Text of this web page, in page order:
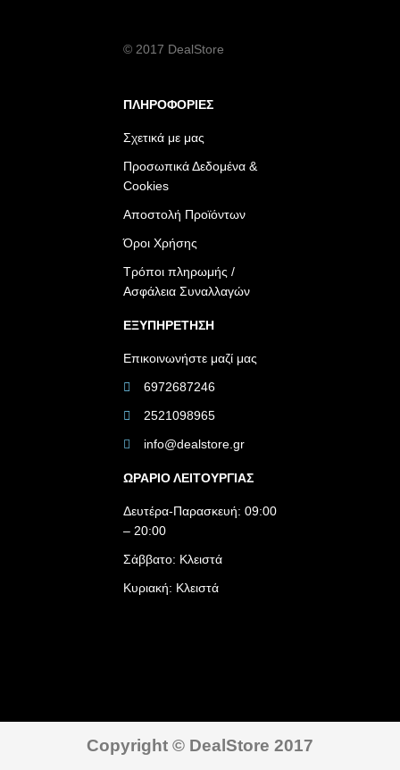
© 2017 DealStore
ΠΛΗΡΟΦΟΡΙΕΣ
Σχετικά με μας
Προσωπικά Δεδομένα &
Cookies
Αποστολή Προϊόντων
Όροι Χρήσης
Τρόποι πληρωμής /
Ασφάλεια Συναλλαγών
ΕΞΥΠΗΡΕΤΗΣΗ
Επικοινωνήστε μαζί μας
6972687246
2521098965
info@dealstore.gr
ΩΡΑΡΙΟ ΛΕΙΤΟΥΡΓΙΑΣ​
Δευτέρα-Παρασκευή: 09:00
– 20:00
Σάββατο: Κλειστά
Κυριακή: Κλειστά
Copyright © DealStore 2017